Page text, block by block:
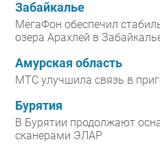
Забайкалье
МегаФон обеспечил
озера Арахлей в
Амурская область
МТС улучшила связь в
Бурятия
В Бурятии продолжают
сканерами ЭЛАР